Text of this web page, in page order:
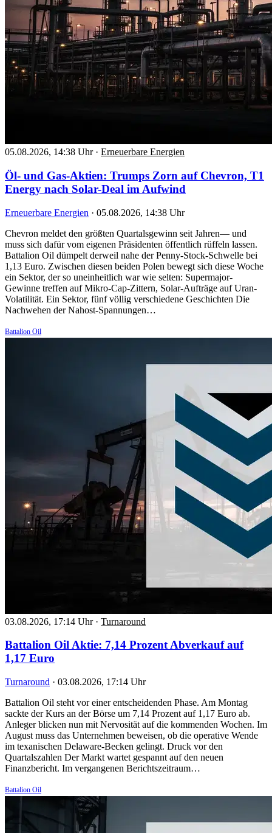
05.08.2026, 14:38 Uhr · Erneuerbare Energien
Öl- und Gas-Aktien: Trumps Zorn auf Chevron, T1
Energy nach Solar-Deal im Aufwind
Erneuerbare Energien · 05.08.2026, 14:38 Uhr
Chevron meldet den größten Quartalsgewinn seit Jahren— und
muss sich dafür vom eigenen Präsidenten öffentlich rüffeln lassen.
Battalion Oil dümpelt derweil nahe der Penny-Stock-Schwelle bei
1,13 Euro. Zwischen diesen beiden Polen bewegt sich diese Woche
ein Sektor, der so uneinheitlich war wie selten: Supermajor-
Gewinne treffen auf Mikro-Cap-Zittern, Solar-Aufträge auf Uran-
Volatilität. Ein Sektor, fünf völlig verschiedene Geschichten Die
Nachwehen der Nahost-Spannungen…
Battalion Oil
03.08.2026, 17:14 Uhr · Turnaround
Battalion Oil Aktie: 7,14 Prozent Abverkauf auf
1,17 Euro
Turnaround · 03.08.2026, 17:14 Uhr
Battalion Oil steht vor einer entscheidenden Phase. Am Montag
sackte der Kurs an der Börse um 7,14 Prozent auf 1,17 Euro ab.
Anleger blicken nun mit Nervosität auf die kommenden Wochen. Im
August muss das Unternehmen beweisen, ob die operative Wende
im texanischen Delaware-Becken gelingt. Druck vor den
Quartalszahlen Der Markt wartet gespannt auf den neuen
Finanzbericht. Im vergangenen Berichtszeitraum…
Battalion Oil